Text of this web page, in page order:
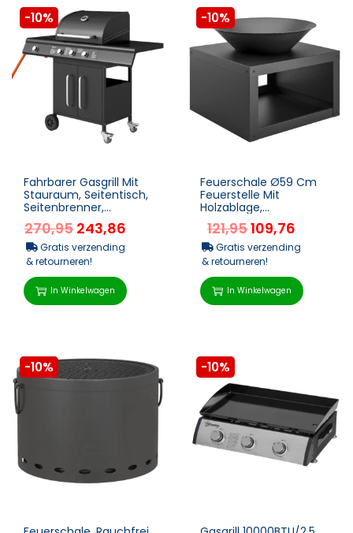
-10%
Fahrbarer Gasgrill Mit
Stauraum, Seitentisch,
Seitenbrenner,
Warmhalterost,
Thermometer,
Edelstahl, ...
270,95 243,86
Gratis verzending
& retourneren!
In Winkelwagen
-10%
Feuerschale Ø59 Cm
Feuerstelle Mit
Holzablage,
Schürhaken, Holz &
Kohle Nutzbar, Rund
Schwarz
121,95109,76
Gratis verzending
& retourneren!
In Winkelwagen
-10% -10%